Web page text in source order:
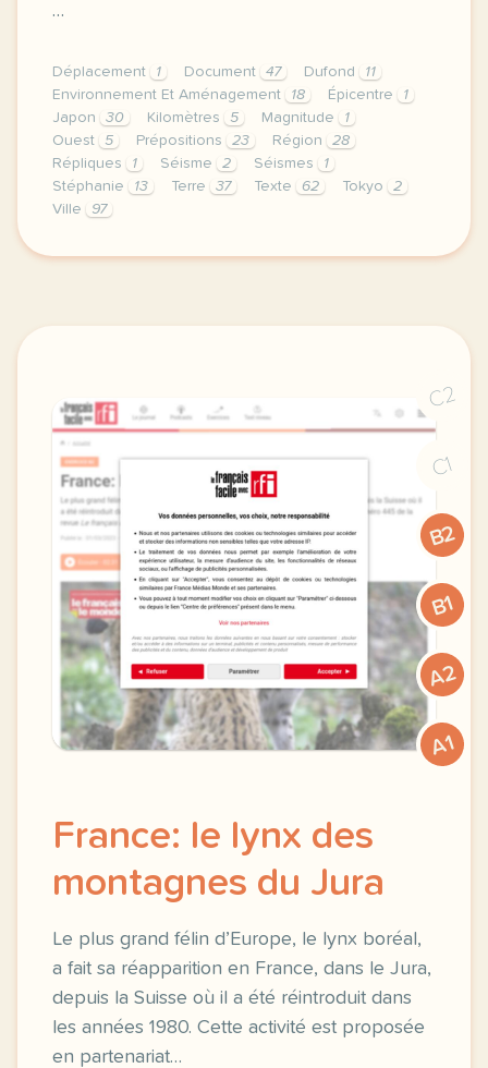
…
Déplacement 1 Document 47 Dufond
11
Environnement Et Aménagement
18 Épicentre
1
Japon
30 Kilomètres 5 Magnitude
1
Ouest
5 Prépositions 23 Région
28
Répliques
1 Séisme 2 Séismes
1
Stéphanie
13 Terre 37 Texte 62 Tokyo
2
Ville
97
theme environnement et amenagement duree
C2
C1
B2
B1
A2
A1
France: le lynx des
montagnes du Jura
Le plus grand félin d’Europe, le lynx boréal,
a fait sa réapparition en France, dans le Jura,
depuis la Suisse où il a été réintroduit dans
les années 1980. Cette activité est proposée
en partenariat…